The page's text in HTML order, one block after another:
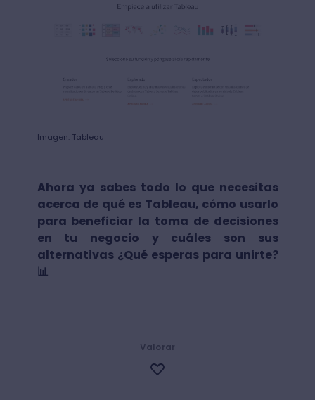
Imagen: Tableau
Ahora ya sabes todo lo que necesitas
acerca de qué es Tableau, cómo usarlo
para beneficiar la toma de decisiones
en tu negocio y cuáles son sus
alternativas ¿Qué esperas para unirte?
📊
Valorar